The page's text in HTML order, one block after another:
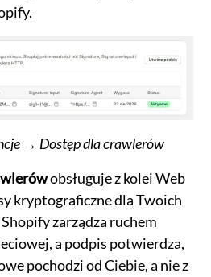
→ Dostęp dla crawlerów
obsługuje z kolei Web
kryptograficzne dla Twoich
zarządza ruchem
a podpis potwierdza,
pochodzi od Ciebie, a nie z